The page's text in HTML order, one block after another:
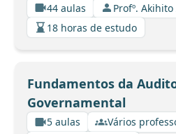
44 aulas
Profº.
18 horas de estudo
Fundamentos da
Governamental
5 aulas
Vários